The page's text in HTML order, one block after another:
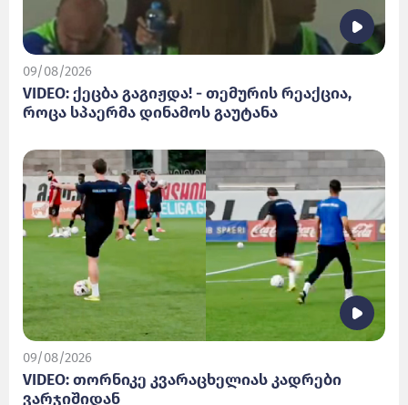
09/08/2026
VIDEO: ქეცბა გაგიჟდა! - თემურის რეაქცია,
როცა სპაერმა დინამოს გაუტანა
09/08/2026
VIDEO: თორნიკე კვარაცხელიას კადრები
ვარჯიშიდან